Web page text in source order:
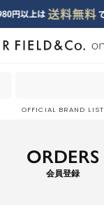
OFFICIAL BRAND LIST
ORDERS
会員登録